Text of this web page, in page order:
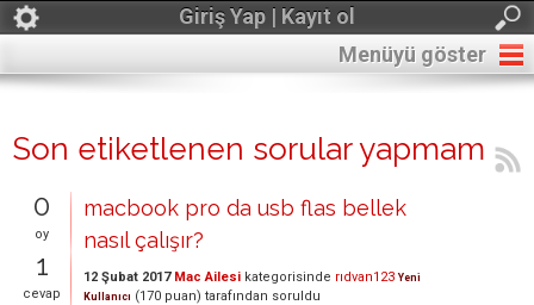
Giriş Yap | Kayıt ol
Menüyü göster
Son etiketlenen sorular yapmam
0
oy
1
cevap
macbook pro da usb flas bellek
nasıl çalışır?
12 Şubat 2017 Mac Ailesi kategorisinde rıdvan123 Yeni
Kullanıcı (170 puan) tarafından soruldu